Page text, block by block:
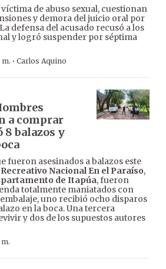
de abuso sexual, cuestionan
y demora del juicio oral por
defensa del acusado recusó a los
y logró suspender por séptima
m. · Carlos Aquino
a comprar
8 balazos y
fueron asesinados a balazos este
Nacional En el Paraíso,
de Itapúa, fueron
totalmente maniatados con
uno recibió ocho disparos
en la boca. Una tercera
y dos de los supuestos autores